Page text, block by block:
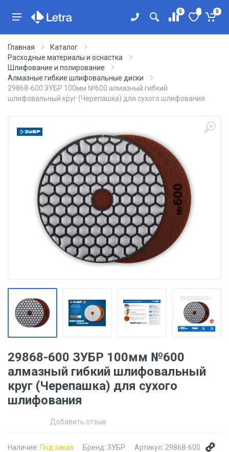
0 0
Главная
Каталог
Расходные материалы и оснастка
Шлифование и полирование
Алмазные гибкие шлифовальные диски
29868-600 ЗУБР 100мм №600 алмазный гибкий
шлифовальный круг (Черепашка) для сухого шлифования
29868-600 ЗУБР 100мм №600
алмазный гибкий шлифовальный
круг (Черепашка) для сухого
шлифования
Добавить отзыв
Наличие: Под заказ Бренд: ЗУБР Артикул: 29868-600